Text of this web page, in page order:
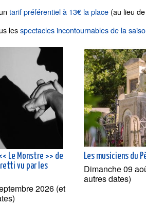
tarif préférentiel à 13€ la place (au lieu
lesspectacles incontournables de la
Le Monstre >> de
vu par les
2026 (et
Les musiciens du
Dimanche 09
autres dates)